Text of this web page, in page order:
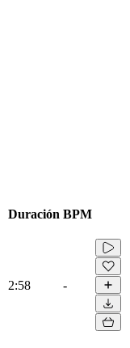
Duración BPM
2:58 -